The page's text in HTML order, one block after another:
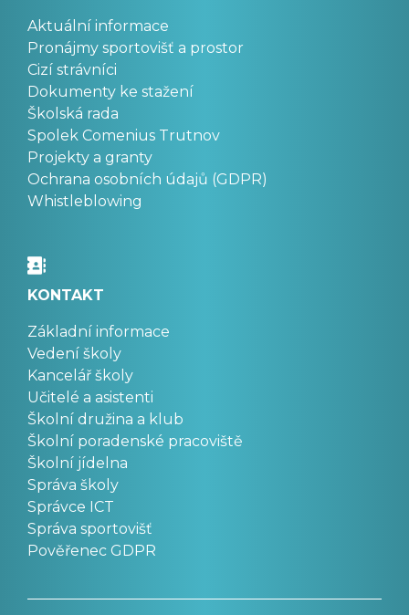
Aktuální informace
Pronájmy sportovišť a prostor
Cizí strávníci
Dokumenty ke stažení
Školská rada
Spolek Comenius Trutnov
Projekty a granty
Ochrana osobních údajů (GDPR)
Whistleblowing
KONTAKT
Základní informace
Vedení školy
Kancelář školy
Učitelé a asistenti
Školní družina a klub
Školní poradenské pracoviště
Školní jídelna
Správa školy
Správce ICT
Správa sportovišť
Pověřenec GDPR